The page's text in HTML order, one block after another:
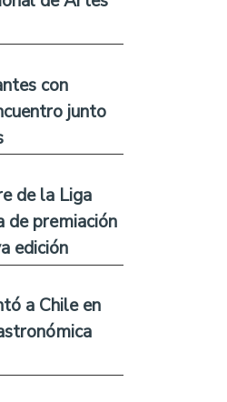
con
junto
de la Liga
de premiación
edición
a Chile en